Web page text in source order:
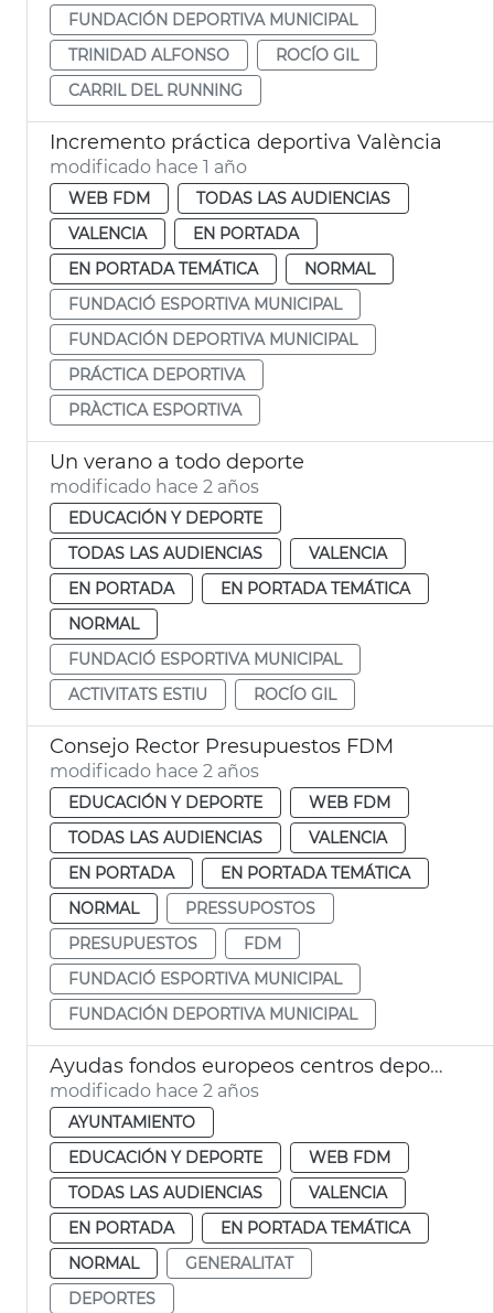
FUNDACIÓN DEPORTIVA MUNICIPAL
TRINIDAD ALFONSO
ROCÍO GIL
CARRIL DEL RUNNING
Incremento práctica deportiva València
modificado hace 1 año
WEB FDM
TODAS LAS AUDIENCIAS
VALENCIA
EN PORTADA
EN PORTADA TEMÁTICA
NORMAL
FUNDACIÓ ESPORTIVA MUNICIPAL
FUNDACIÓN DEPORTIVA MUNICIPAL
PRÁCTICA DEPORTIVA
PRÀCTICA ESPORTIVA
Un verano a todo deporte
modificado hace 2 años
EDUCACIÓN Y DEPORTE
TODAS LAS AUDIENCIAS
VALENCIA
EN PORTADA
EN PORTADA TEMÁTICA
NORMAL
FUNDACIÓ ESPORTIVA MUNICIPAL
ACTIVITATS ESTIU
ROCÍO GIL
Consejo Rector Presupuestos FDM
modificado hace 2 años
EDUCACIÓN Y DEPORTE
WEB FDM
TODAS LAS AUDIENCIAS
VALENCIA
EN PORTADA
EN PORTADA TEMÁTICA
NORMAL
PRESSUPOSTOS
PRESUPUESTOS
FDM
FUNDACIÓ ESPORTIVA MUNICIPAL
FUNDACIÓN DEPORTIVA MUNICIPAL
Ayudas fondos europeos centros deportivos
modificado hace 2 años
AYUNTAMIENTO
EDUCACIÓN Y DEPORTE
WEB FDM
TODAS LAS AUDIENCIAS
VALENCIA
EN PORTADA
EN PORTADA TEMÁTICA
NORMAL
GENERALITAT
DEPORTES